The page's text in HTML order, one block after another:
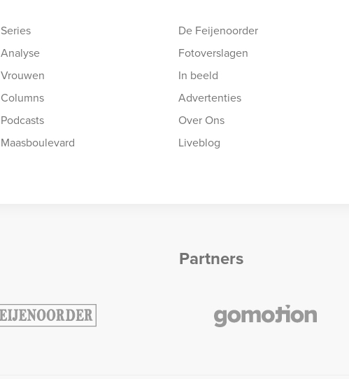
Series
Analyse
Vrouwen
Columns
Podcasts
Maasboulevard
De Feijenoorder
Fotoverslagen
In beeld
Advertenties
Over Ons
Liveblog
Partners